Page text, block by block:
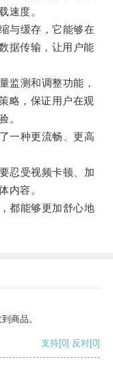
速度。
与缓存，它能够在
据传输，让用户能
测和调整功能，
略，保证用户在观
。
一种更流畅、更高
忍受视频卡顿、加
内容。
都能够更加舒心地
商品。
支持[0] 反对[0]